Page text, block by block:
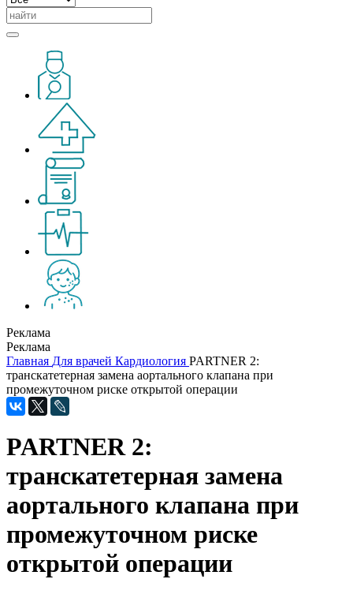
Реклама
Реклама
Главная Для врачей Кардиология PARTNER 2:
транскатетерная замена аортального клапана при
промежуточном риске открытой операции
PARTNER 2:
транскатетерная замена
аортального клапана при
промежуточном риске
открытой операции